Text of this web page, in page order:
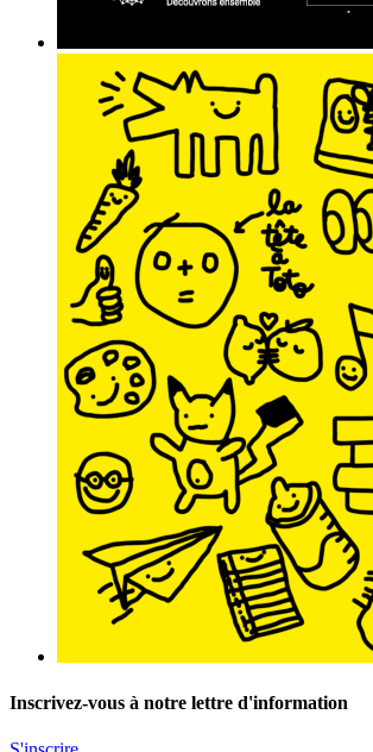
Inscrivez-vous à notre lettre d'information